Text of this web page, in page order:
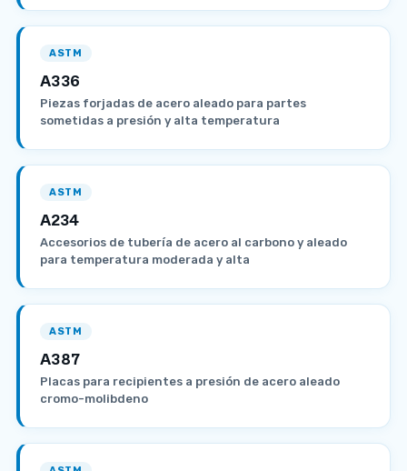
ASTM
A336
Piezas forjadas de acero aleado para partes
sometidas a presión y alta temperatura
ASTM
A234
Accesorios de tubería de acero al carbono y aleado
para temperatura moderada y alta
ASTM
A387
Placas para recipientes a presión de acero aleado
cromo-molibdeno